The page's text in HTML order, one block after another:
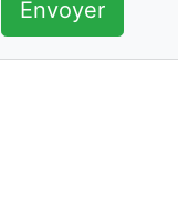
Envoyer